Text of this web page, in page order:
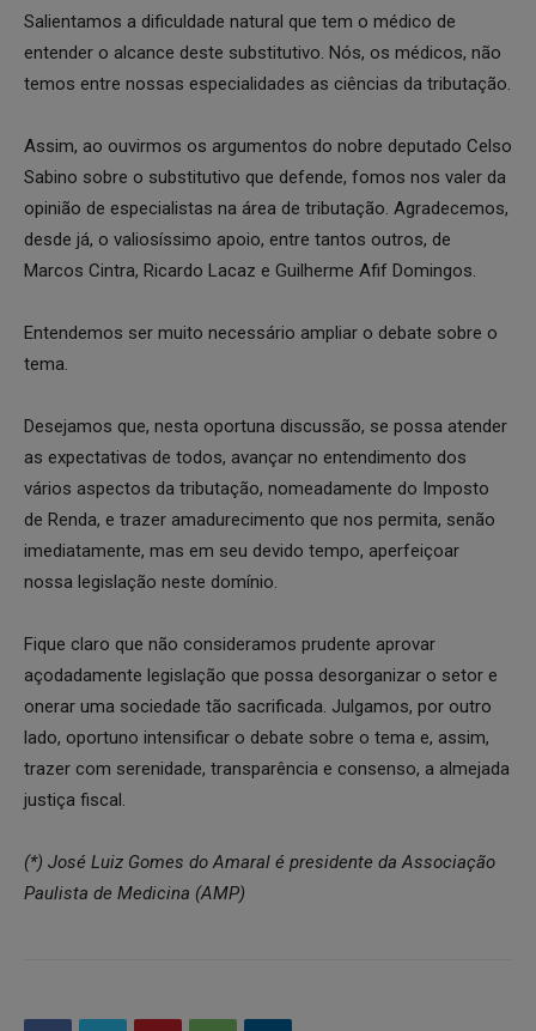
Salientamos a dificuldade natural que tem o médico de
entender o alcance deste substitutivo. Nós, os médicos, não
temos entre nossas especialidades as ciências da tributação.
Assim, ao ouvirmos os argumentos do nobre deputado Celso
Sabino sobre o substitutivo que defende, fomos nos valer da
opinião de especialistas na área de tributação. Agradecemos,
desde já, o valiosíssimo apoio, entre tantos outros, de
Marcos Cintra, Ricardo Lacaz e Guilherme Afif Domingos.
Entendemos ser muito necessário ampliar o debate sobre o
tema.
Desejamos que, nesta oportuna discussão, se possa atender
as expectativas de todos, avançar no entendimento dos
vários aspectos da tributação, nomeadamente do Imposto
de Renda, e trazer amadurecimento que nos permita, senão
imediatamente, mas em seu devido tempo, aperfeiçoar
nossa legislação neste domínio.
Fique claro que não consideramos prudente aprovar
açodadamente legislação que possa desorganizar o setor e
onerar uma sociedade tão sacrificada. Julgamos, por outro
lado, oportuno intensificar o debate sobre o tema e, assim,
trazer com serenidade, transparência e consenso, a almejada
justiça fiscal.
(*) José Luiz Gomes do Amaral é presidente da Associação
Paulista de Medicina (AMP)